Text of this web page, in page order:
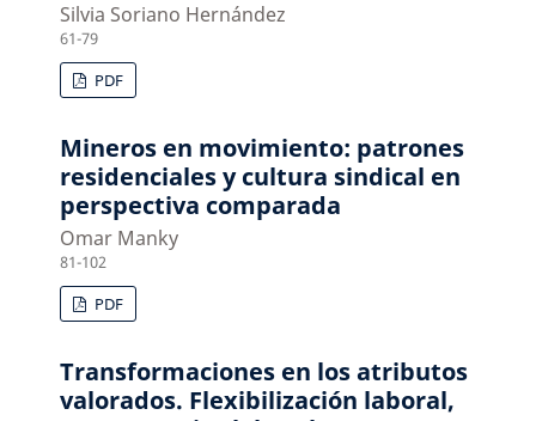
Silvia Soriano Hernández
61-79
PDF
Mineros en movimiento: patrones
residenciales y cultura sindical en
perspectiva comparada
Omar Manky
81-102
PDF
Transformaciones en los atributos
valorados. Flexibilización laboral,